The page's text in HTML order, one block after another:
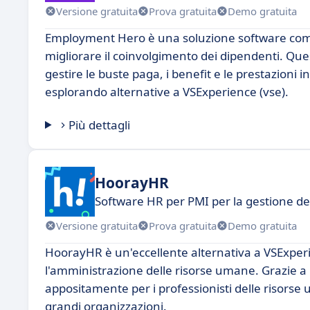
Versione gratuita Prova gratuita Demo gratuita
Employment Hero è una soluzione software
migliorare il coinvolgimento dei dipendenti.
gestire le buste paga, i benefit e le prestazioni
esplorando alternative a VSExperience (vse).
Più dettagli
HoorayHR
Software HR per PMI per la gestione
Versione gratuita Prova gratuita Demo gratuita
HoorayHR è un'eccellente alternativa a
l'amministrazione delle risorse umane. Grazie
appositamente per i professionisti delle risorse
grandi organizzazioni.